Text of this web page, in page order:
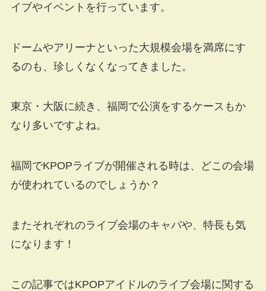
イブやイベントを行っています。
ドームやアリーナといった大規模会場を満席にす
るのも、珍しくなくなってきました。
東京・大阪に続き、福岡で公演をするケースもか
なり多いですよね。
福岡でKPOPライブが開催される時は、どこの会場
が使われているのでしょうか？
またそれぞれのライブ会場のキャパや、特長も気
になります！
この記事ではKPOPアイドルのライブ会場に関する